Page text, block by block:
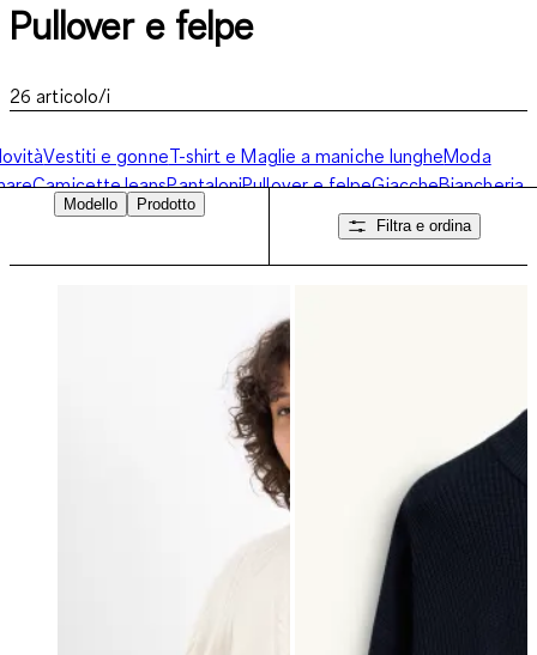
Pullover e felpe
26 articolo/i
Vestiti e gonneT-shirt e Maglie a maniche lungheModa
CamicetteJeansPantaloniPullover e felpeGiaccheBiancheria
Accessori
Modello
Prodotto
Filtra e ordina